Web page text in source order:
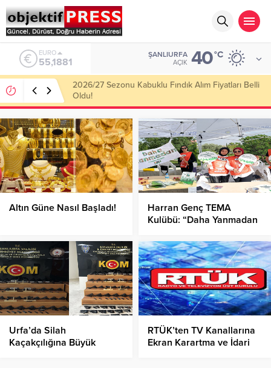
ALTIN
6.660,55
ŞANLIURFA
AÇIK 40°C
Haliliye Belediyesi Her Gün 4 Bin 898 Kişiye Sıcak
Yemek Ulaştırıyor!
Altın Güne Nasıl Başladı!
Harran Genç TEMA
Kulübü: “Daha Yanmadan
Urfa’da Silah
Kaçakçılığına Büyük
RTÜK’ten TV Kanallarına
Ekran Karartma ve İdari